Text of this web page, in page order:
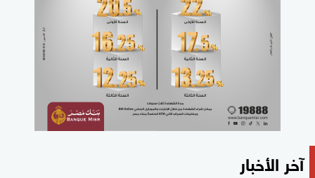
آخر الأخبار